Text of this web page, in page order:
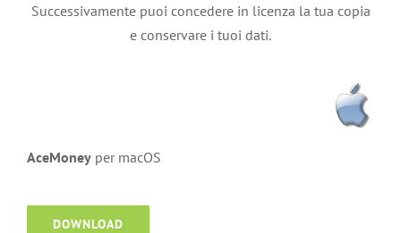
Successivamente puoi concedere in licenza la tua copia
e conservare i tuoi dati.
AceMoney per macOS
DOWNLOAD